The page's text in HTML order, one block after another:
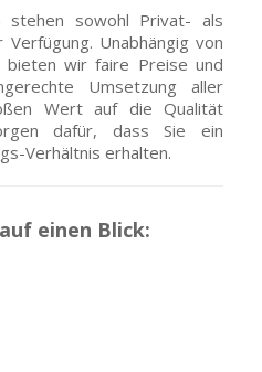
stehen sowohl Privat- als
Unabhängig von
wir faire Preise und
Umsetzung aller
Wert auf die Qualität
dafür, dass Sie ein
Verhältnis erhalten.
einen Blick: